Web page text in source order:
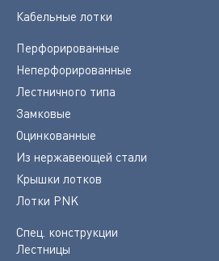
Кабельные лотки
Перфорированные
Неперфорированные
Лестничного типа
Замковые
Оцинкованные
Из нержавеющей стали
Крышки лотков
Лотки PNK
Спец. конструкции
Лестницы